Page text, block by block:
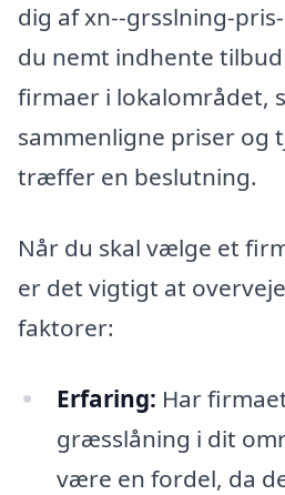
dig af xn--grsslning-
du nemt indhente
firmaer i lokalområdet,
sammenligne priser og
træffer en beslutning.
Når du skal vælge et
er det vigtigt at
faktorer:
Erfaring: Har
græsslåning i dit
være en fordel, da